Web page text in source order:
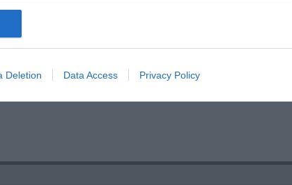
Deletion Data Access Privacy Policy